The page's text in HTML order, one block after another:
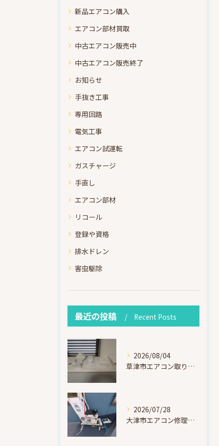
新品エアコン購入
エアコン部材買取
中古エアコン販売中
中古エアコン販売終了
お知らせ
手抜き工事
専用回路
電気工事
エアコン試運転
ガスチャージ
手直し
エアコン部材
リコール
登録や資格
排水ドレン
害虫駆除
最近の投稿 Recent Posts
2026/08/04
草津市エアコン取り付け｜お客様取り外し済・化粧カバー再利用（ダイキン S225ATES・アウルコート草津）
2026/07/28
大津市エアコン修理｜冷媒漏れを特定！高所作業で東芝RAS-F221ARTを修理・ガスチャージ